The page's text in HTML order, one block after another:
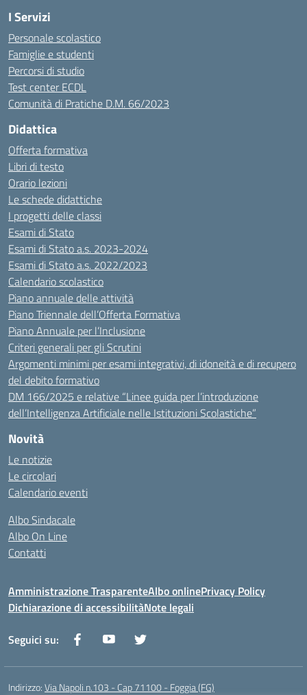
I Servizi
Personale scolastico
Famiglie e studenti
Percorsi di studio
Test center ECDL
Comunità di Pratiche D.M. 66/2023
Didattica
Offerta formativa
Libri di testo
Orario lezioni
Le schede didattiche
I progetti delle classi
Esami di Stato
Esami di Stato a.s. 2023-2024
Esami di Stato a.s. 2022/2023
Calendario scolastico
Piano annuale delle attività
Piano Triennale dell’Offerta Formativa
Piano Annuale per l’Inclusione
Criteri generali per gli Scrutini
Argomenti minimi per esami integrativi, di idoneità e di recupero
del debito formativo
DM 166/2025 e relative “Linee guida per l’introduzione
dell’Intelligenza Artificiale nelle Istituzioni Scolastiche”
Novità
Le notizie
Le circolari
Calendario eventi
Albo Sindacale
Albo On Line
Contatti
Amministrazione TrasparenteAlbo onlinePrivacy Policy
Dichiarazione di accessibilitàNote legali
Seguici su:
Indirizzo:Via Napoli n.103 - Cap 71100 - Foggia (FG)